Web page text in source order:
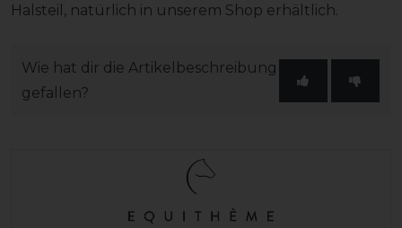
Halsteil, natürlich in unserem Shop erhältlich.
Wie hat dir die Artikelbeschreibung
gefallen?